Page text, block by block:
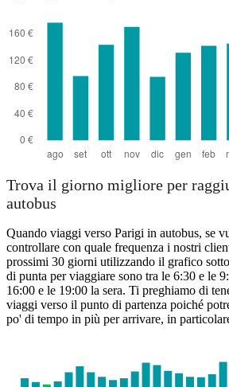
Trova il giorno migliore per
autobus
Quando viaggi verso Parigi in autobus, se
controllare con quale frequenza i nostri
prossimi 30 giorni utilizzando il grafico
di punta per viaggiare sono tra le 6:30 e le
16:00 e le 19:00 la sera. Ti preghiamo di
viaggi verso il punto di partenza poiché
po' di tempo in più per arrivare, in